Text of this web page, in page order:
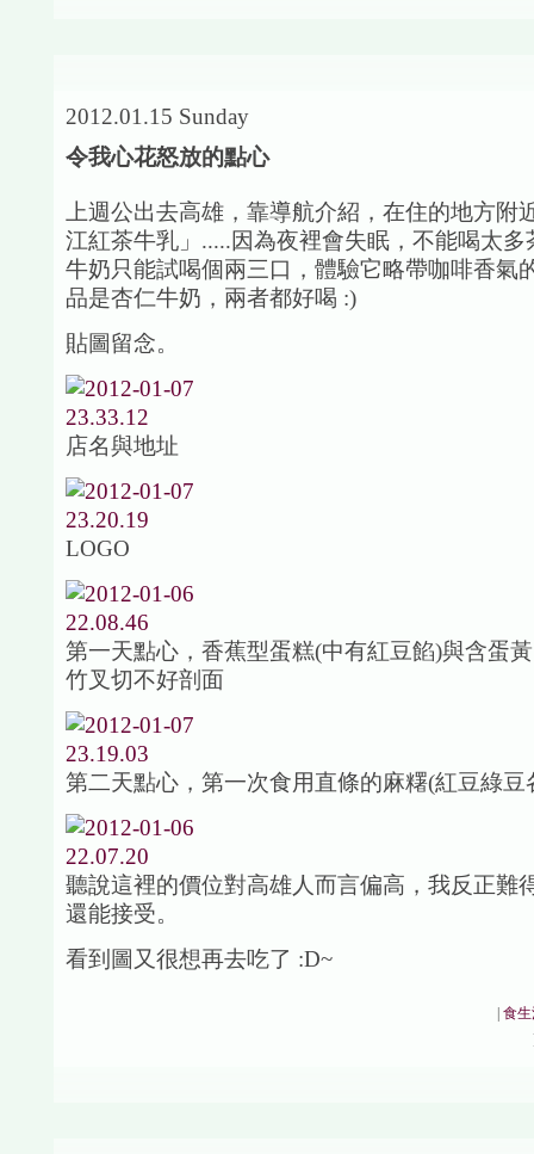
2012.01.15 Sunday
令我心花怒放的點心
上週公出去高雄，靠導航介紹，在住的地方附
江紅茶牛乳」.....因為夜裡會失眠，不能喝太多
牛奶只能試喝個兩三口，體驗它略帶咖啡香氣
品是杏仁牛奶，兩者都好喝 :)
貼圖留念。
店名與地址
LOGO
第一天點心，香蕉型蛋糕(中有紅豆餡)與含蛋
竹叉切不好剖面
第二天點心，第一次食用直條的麻糬(紅豆綠豆
聽說這裡的價位對高雄人而言偏高，我反正難
還能接受。
看到圖又很想再去吃了 :D~
|食